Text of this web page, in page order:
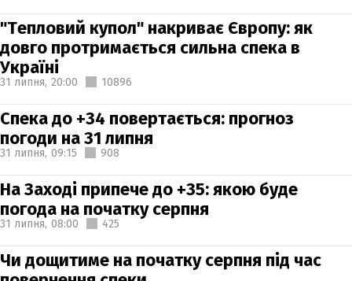
"Тепловий купол" накриває Європу: як
довго протримається сильна спека в
Україні
31 липня, 20:00 10896
Спека до +34 повертається: прогноз
погоди на 31 липня
31 липня, 09:15 908
На Заході припече до +35: якою буде
погода на початку серпня
31 липня, 08:00 425
Чи дощитиме на початку серпня під час